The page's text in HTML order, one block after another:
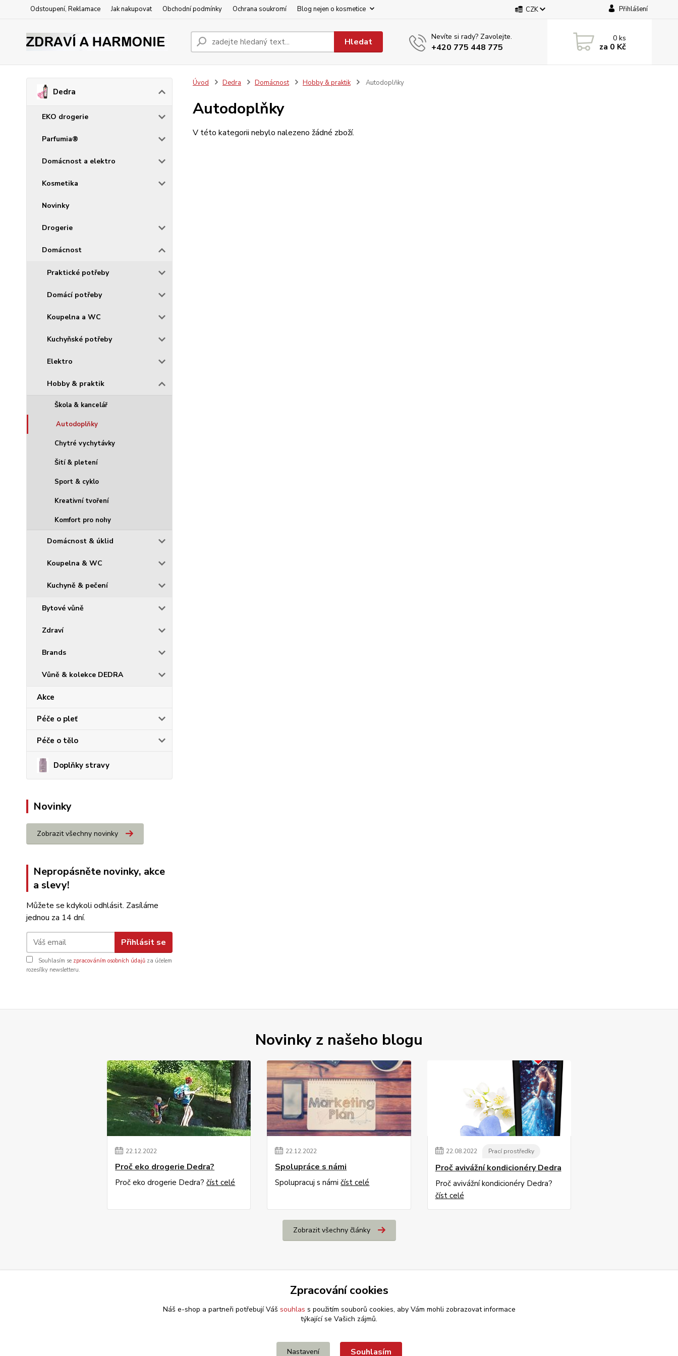
Odstoupení, Reklamace Jak nakupovat Obchodní podmínky Ochrana soukromí Blog nejen o kosmetice CZK Přihlášení
Hledat Nevíte si rady? Zavolejte.
+420 775 448 775
0ks
za 0 Kč
Dedra
EKO drogerie
Parfumia®
Domácnost a elektro
Kosmetika
Novinky
Drogerie
Domácnost
Praktické potřeby
Domácí potřeby
Koupelna a WC
Kuchyňské potřeby
Elektro
Hobby & praktik
Škola & kancelář
Autodoplňky
Chytré vychytávky
Šití & pletení
Sport & cyklo
Kreativní tvoření
Komfort pro nohy
Domácnost & úklid
Koupelna & WC
Kuchyně & pečení
Bytové vůně
Zdraví
Brands
Vůně & kolekce DEDRA
Akce
Péče o pleť
Péče o tělo
Doplňky stravy
Novinky
Zobrazit všechny novinky
Nepropásněte novinky, akce
a slevy!
Můžete se kdykoli odhlásit. Zasíláme
jednou za 14 dní.
Přihlásit se
Souhlasím se zpracováním osobních údajů za účelem
rozesílky newsletteru.
Úvod Dedra Domácnost Hobby & praktik Autodoplňky
Autodoplňky
V této kategorii nebylo nalezeno žádné zboží.
Novinky z našeho blogu
22.12.2022
Proč eko drogerie Dedra?
Proč eko drogerie Dedra?číst celé
22.12.2022
Spolupráce s námi
Spolupracuj s námičíst celé
22.08.2022 Prací prostředky
Proč avivážní kondicionéry Dedra
Proč avivážní kondicionéry Dedra?
číst celé
Zobrazit všechny články
Zpracování cookies
Náš e-shop a partneři potřebují Váš souhlas s použitím souborů cookies, aby Vám mohli zobrazovat informace
týkající se Vašich zájmů.
Nastavení Souhlasím